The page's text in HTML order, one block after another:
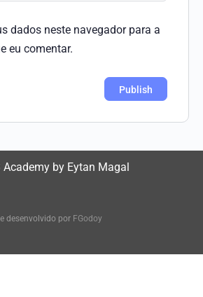
dados neste navegador para a
eu comentar.
by Eytan Magal
desenvolvido por FGodoy